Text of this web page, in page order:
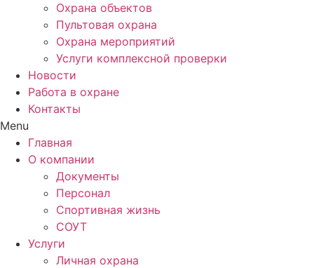
Охрана объектов
Пультовая охрана
Охрана мероприятий
Услуги комплексной проверки
Новости
Работа в охране
Контакты
Menu
Главная
О компании
Документы
Персонал
Спортивная жизнь
СОУТ
Услуги
Личная охрана